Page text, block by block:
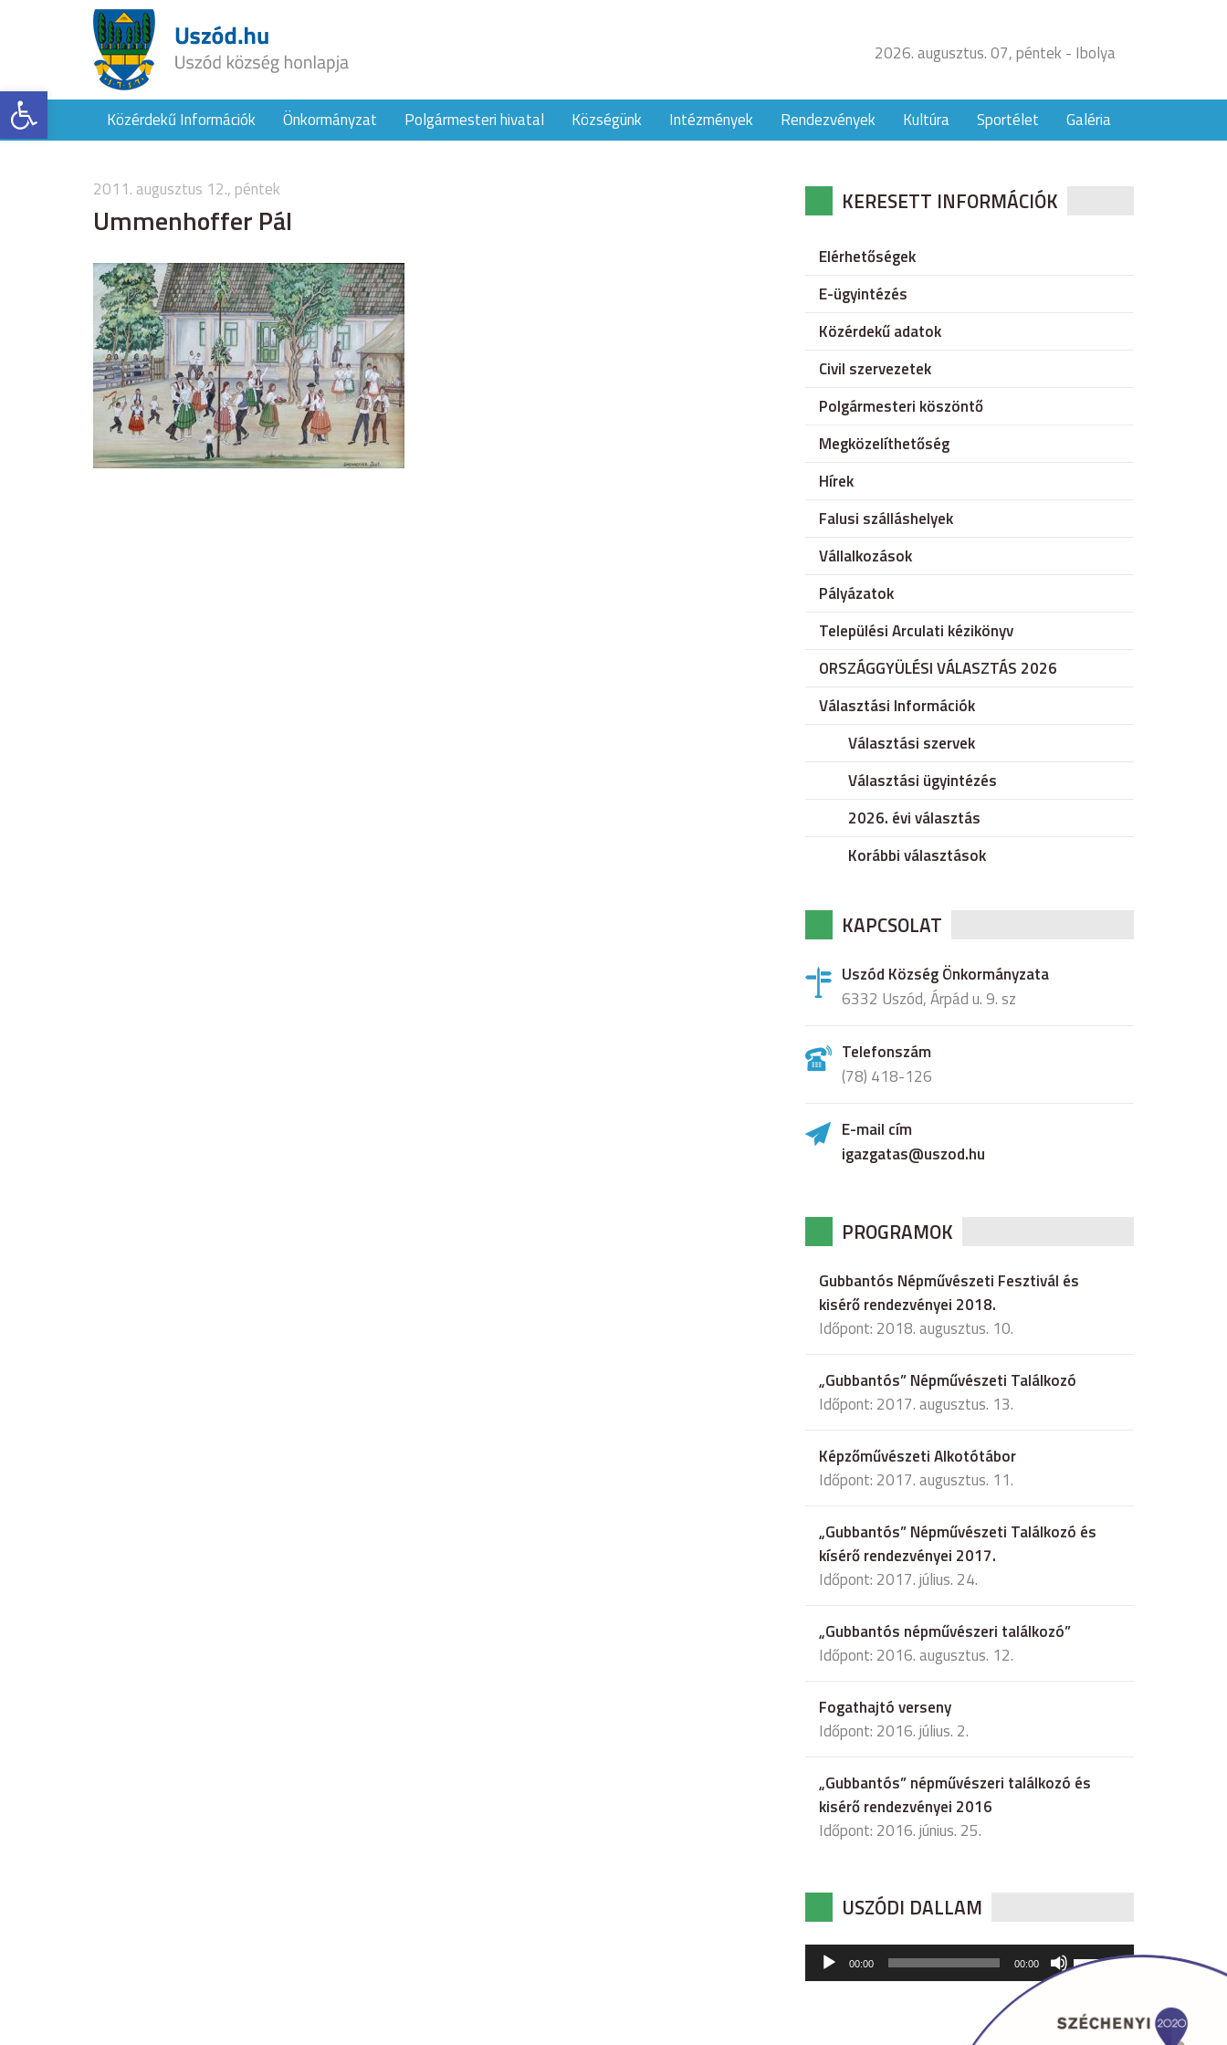
Eszköztár megnyitása
2026. augusztus. 07, péntek - Ibolya
Közérdekű Információk Önkormányzat Polgármesteri hivatal Községünk Intézmények Rendezvények Kultúra Sportélet Galéria
2011. augusztus 12., péntek
Ummenhoffer Pál KERESETT INFORMÁCIÓK
Elérhetőségek
E-ügyintézés
Közérdekű adatok
Civil szervezetek
Polgármesteri köszöntő
Megközelíthetőség
Hírek
Falusi szálláshelyek
Vállalkozások
Pályázatok
Települési Arculati kézikönyv
ORSZÁGGYÜLÉSI VÁLASZTÁS 2026
Választási Információk
Választási szervek
Választási ügyintézés
2026. évi választás
Korábbi választások
KAPCSOLAT
Uszód Község Önkormányzata
6332 Uszód, Árpád u. 9. sz
Telefonszám
(78) 418-126
E-mail cím
igazgatas@uszod.hu
PROGRAMOK
Gubbantós Népművészeti Fesztivál és
kisérő rendezvényei 2018.
Időpont: 2018. augusztus. 10.
„Gubbantós” Népművészeti Találkozó
Időpont: 2017. augusztus. 13.
Képzőművészeti Alkotótábor
Időpont: 2017. augusztus. 11.
„Gubbantós” Népművészeti Találkozó és
kísérő rendezvényei 2017.
Időpont: 2017. július. 24.
„Gubbantós népművészeri találkozó”
Időpont: 2016. augusztus. 12.
Fogathajtó verseny
Időpont: 2016. július. 2.
„Gubbantós” népművészeri találkozó és
kisérő rendezvényei 2016
Időpont: 2016. június. 25.
USZÓDI DALLAM
Audió
lejátszó
00:00 00:00
hangerő
csökkentéséhez